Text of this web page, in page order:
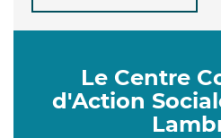
Le Centre
d'Action